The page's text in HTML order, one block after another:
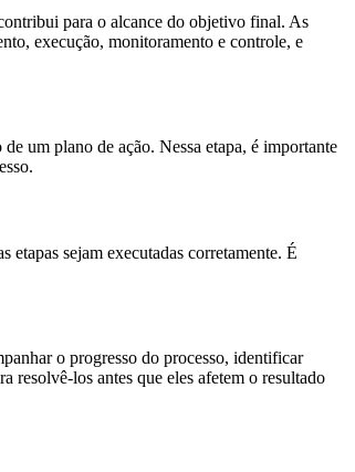
para o alcance do objetivo final. As
execução, monitoramento e controle, e
um plano de ação. Nessa etapa, é importante
etapas sejam executadas corretamente. É
o progresso do processo, identificar
resolvê-los antes que eles afetem o resultado